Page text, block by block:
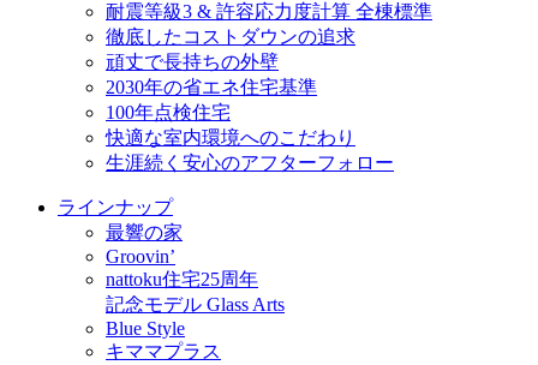
耐震等級3 & 許容応力度計算 全棟標準
徹底したコストダウンの追求
頑丈で長持ちの外壁
2030年の省エネ住宅基準
100年点検住宅
快適な室内環境へのこだわり
生涯続く安心のアフターフォロー
ラインナップ
最響の家
Groovin’
nattoku住宅25周年
記念モデル Glass Arts
Blue Style
キママプラス